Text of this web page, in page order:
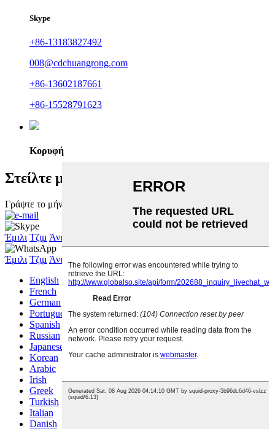
Skype
+86-13183827492
008@cdchuangrong.com
+86-13602187661
+86-15528791623
Κορυφή
Στείλτε μας το μήνυμά σας:
Γράψτε το μήνυμά σας εδώ και στείλτε το σε εμάς
Έμιλι Τζιμ Άνι
Έμιλι Τζιμ Άνι
English
French
German
Portuguese
Spanish
Russian
Japanese
Korean
Arabic
Irish
Greek
Turkish
Italian
Danish